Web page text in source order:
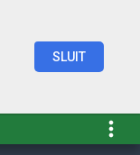
SLUIT